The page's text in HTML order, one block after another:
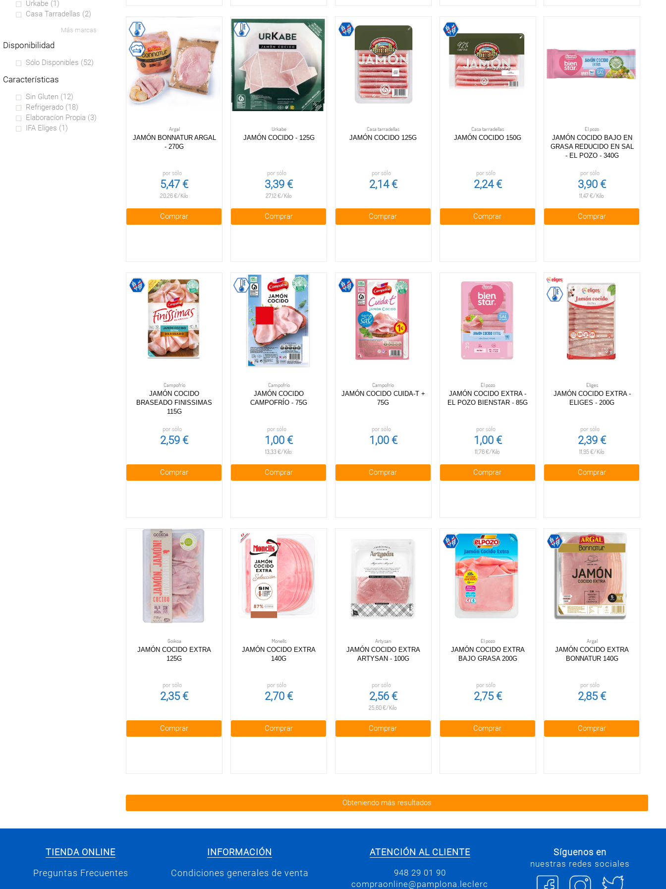
Urkabe (1)
Casa Tarradellas (2)
Más marcas
disponibilidad
Sólo Disponibles (52)
características
Sin Gluten (12)
Refrigerado (18)
Elaboracíon Propia (3)
IFA Eliges (1) Argal
JAMÓN BONNATUR ARGAL
- 270G
por sólo
5,47 €
20,26 €/Kilo
Comprar
Urkabe
JAMÓN COCIDO - 125G
por sólo
3,39 €
27,12 €/Kilo
Comprar
Casa tarradellas
JAMÓN COCIDO 125G
por sólo
2,14 €
Comprar
Casa tarradellas
JAMÓN COCIDO 150G
por sólo
2,24 €
Comprar
El pozo
JAMÓN COCIDO BAJO EN
GRASA REDUCIDO EN SAL
- EL POZO - 340G
por sólo
3,90 €
11,47 €/Kilo
Comprar
Campofrío
JAMÓN COCIDO
BRASEADO FINISSIMAS
115G
por sólo
2,59 €
Comprar
Campofrío
JAMÓN COCIDO
CAMPOFRÍO - 75G
por sólo
1,00 €
13,33 €/Kilo
Comprar
Campofrío
JAMÓN COCIDO CUIDA-T +
75G
por sólo
1,00 €
Comprar
El pozo
JAMÓN COCIDO EXTRA -
EL POZO BIENSTAR - 85G
por sólo
1,00 €
11,76 €/Kilo
Comprar
Eliges
JAMÓN COCIDO EXTRA -
ELIGES - 200G
por sólo
2,39 €
11,95 €/Kilo
Comprar
Goikoa
JAMÓN COCIDO EXTRA
125G
por sólo
2,35 €
Comprar
Monells
JAMÓN COCIDO EXTRA
140G
por sólo
2,70 €
Comprar
Artysan
JAMÓN COCIDO EXTRA
ARTYSAN - 100G
por sólo
2,56 €
25,60 €/Kilo
Comprar
El pozo
JAMÓN COCIDO EXTRA
BAJO GRASA 200G
por sólo
2,75 €
Comprar
Argal
JAMÓN COCIDO EXTRA
BONNATUR 140G
por sólo
2,85 €
Comprar
Obteniendo más resultados
TIENDA ONLINE
Preguntas Frecuentes
INFORMACIÓN
Condiciones generales de venta
ATENCIÓN AL CLIENTE
948 29 01 90
compraonline@pamplona.leclerc
Síguenos en
nuestras redes sociales